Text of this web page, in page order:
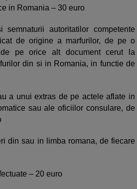
in Romania – 30 euro
semnaturii autoritatilor competente
de origine a marfurilor, de pe o
pe orice alt document cerut la
din si in Romania, in functie de
a unui extras de pe actele aflate in
sau ale oficiilor consulare, de
din sau in limba romana, de fiecare
– 20 euro